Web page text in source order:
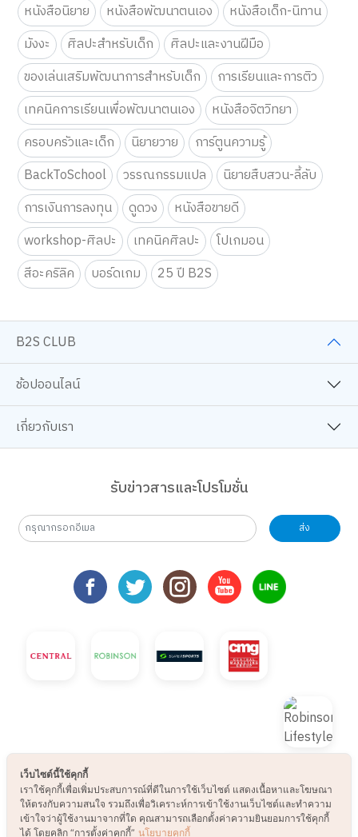
หนังสือนิยาย
หนังสือพัฒนาตนเอง
หนังสือเด็ก-นิทาน
มังงะ
ศิลปะสำหรับเด็ก
ศิลปะและงานฝีมือ
ของเล่นเสริมพัฒนาการสำหรับเด็ก
การเรียนและการติว
เทคนิคการเรียนเพื่อพัฒนาตนเอง
หนังสือจิตวิทยา
ครอบครัวและเด็ก
นิยายวาย
การ์ตูนความรู้
BackToSchool
วรรณกรรมแปล
นิยายสืบสวน-ลี้ลับ
การเงินการลงทุน
ดูดวง
หนังสือขายดี
workshop-ศิลปะ
เทคนิคศิลปะ
โปเกมอน
สีอะคริลิค
บอร์ดเกม 25 ปี B2S
B2S CLUB
ช้อปออนไลน์
เกี่ยวกับเรา
รับข่าวสารและโปรโมชั่น
ส่ง
เว็บไซต์นี้ใช้คุกกี้
เราใช้คุกกี้เพื่อเพิ่มประสบการณ์ที่ดีในการใช้เว็บไซต์ แสดงเนื้อหาและโฆษณา
ให้ตรงกับความสนใจ รวมถึงเพื่อวิเคราะห์การเข้าใช้งานเว็บไซต์และทำความ
เข้าใจว่าผู้ใช้งานมาจากที่ใด คุณสามารถเลือกตั้งค่าความยินยอมการใช้คุกกี้
ได้ โดยคลิก “การตั้งค่าคุกกี้” นโยบายคุกกี้